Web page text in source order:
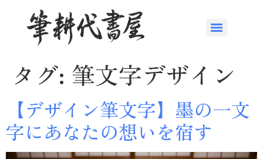
タグ: 筆文字デザイン
【デザイン筆文字】墨の一文
字にあなたの想いを宿す